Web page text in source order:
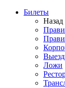
Билеты
Назад
Ложи